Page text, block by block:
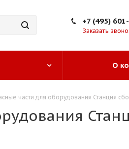
+7 (495)
Заказать
О
части для оборудования Станция